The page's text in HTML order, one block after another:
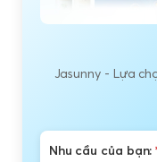
Jasunny - Lựa
Nhu cầu của bạn: